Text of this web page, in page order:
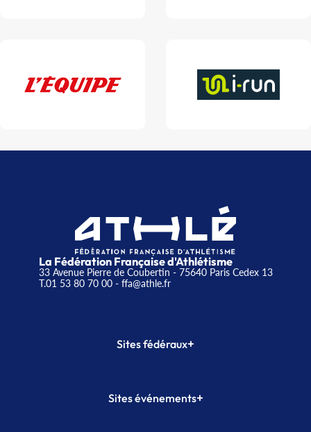
La Fédération Française d'Athlétisme
33 Avenue Pierre de Coubertin - 75640 Paris Cedex 13
T.01 53 80 70 00- ffa@athle.fr
Sites fédéraux+
Plateforme Formation
Sites événements+